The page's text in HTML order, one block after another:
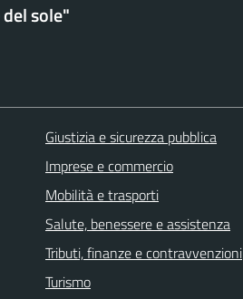
sole"
Giustizia e sicurezza pubblica
Imprese e commercio
Mobilità e trasporti
Salute, benessere e assistenza
Tributi, finanze e contravvenzioni
Turismo